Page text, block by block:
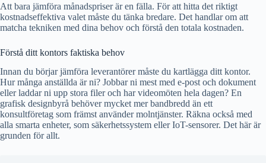
Att bara jämföra månadspriser är en fälla. För att hitta det riktigt
kostnadseffektiva valet måste du tänka bredare. Det handlar om att
matcha tekniken med dina behov och förstå den totala kostnaden.
Förstå ditt kontors faktiska behov
Innan du börjar jämföra leverantörer måste du kartlägga ditt kontor.
Hur många anställda är ni? Jobbar ni mest med e-post och dokument
eller laddar ni upp stora filer och har videomöten hela dagen? En
grafisk designbyrå behöver mycket mer bandbredd än ett
konsultföretag som främst använder molntjänster. Räkna också med
alla smarta enheter, som säkerhetssystem eller IoT-sensorer. Det här är
grunden för allt.